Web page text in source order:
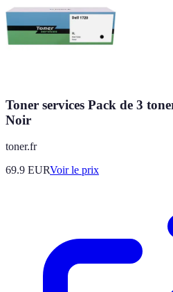
Toner services Pack de 3
Noir
toner.fr
69.9 EURVoir le prix